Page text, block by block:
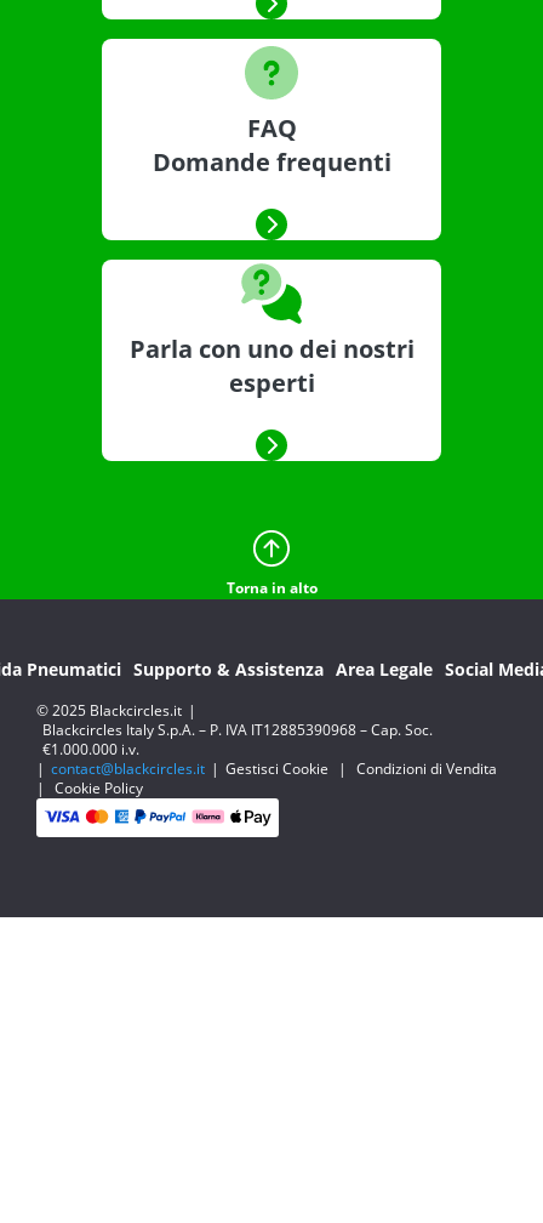
FAQ
Domande frequenti
Parla con uno dei nostri
esperti
Torna in alto
Pneumatici Supporto & Assistenza Area Legale Social
© 2025 Blackcircles.it |
Blackcircles Italy S.p.A. – P. IVA IT12885390968 – Cap. Soc.
€1.000.000 i.v.
| contact@blackcircles.it | Gestisci Cookie |
Condizioni di Vendita
|
Cookie Policy